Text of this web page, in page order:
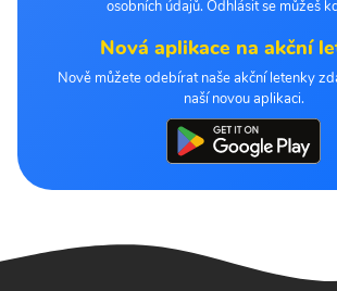
osobních údajů. Odhlásit se můžeš
Nová aplikace na akční
Nově můžete odebírat naše akční letenky
naší novou aplikaci.